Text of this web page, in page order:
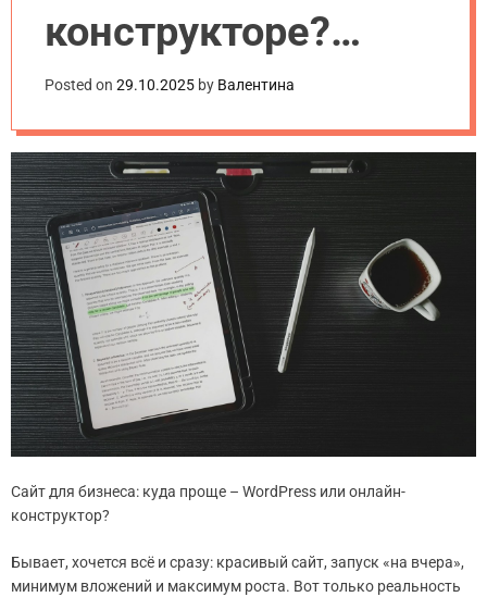
конструкторе?
Сравнение для
бизнеса
Posted on 29.10.2025 by Валентина
Сайт для бизнеса: куда проще – WordPress или онлайн-
конструктор?
Бывает, хочется всё и сразу: красивый сайт, запуск «на вчера»,
минимум вложений и максимум роста. Вот только реальность